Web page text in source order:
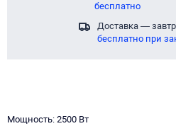
бесплатно
Доставка —
бесплатно при
Мощность: 2500 Вт